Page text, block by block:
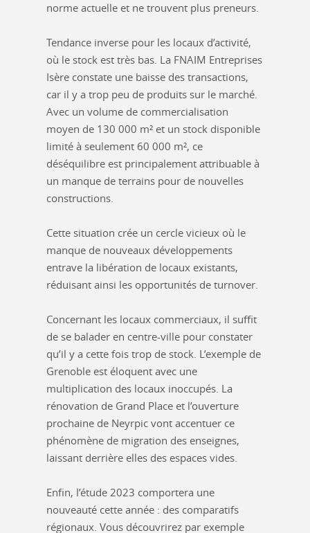
norme actuelle et ne trouvent plus preneurs.
Tendance inverse pour les locaux d’activité,
où le stock est très bas. La FNAIM Entreprises
Isère constate une baisse des transactions,
car il y a trop peu de produits sur le marché.
Avec un volume de commercialisation
moyen de 130 000 m² et un stock disponible
limité à seulement 60 000 m², ce
déséquilibre est principalement attribuable à
un manque de terrains pour de nouvelles
constructions.
Cette situation crée un cercle vicieux où le
manque de nouveaux développements
entrave la libération de locaux existants,
réduisant ainsi les opportunités de turnover.
Concernant les locaux commerciaux, il suffit
de se balader en centre-ville pour constater
qu’il y a cette fois trop de stock. L’exemple de
Grenoble est éloquent avec une
multiplication des locaux inoccupés. La
rénovation de Grand Place et l’ouverture
prochaine de Neyrpic vont accentuer ce
phénomène de migration des enseignes,
laissant derrière elles des espaces vides.
Enfin, l’étude 2023 comportera une
nouveauté cette année : des comparatifs
régionaux. Vous découvrirez par exemple